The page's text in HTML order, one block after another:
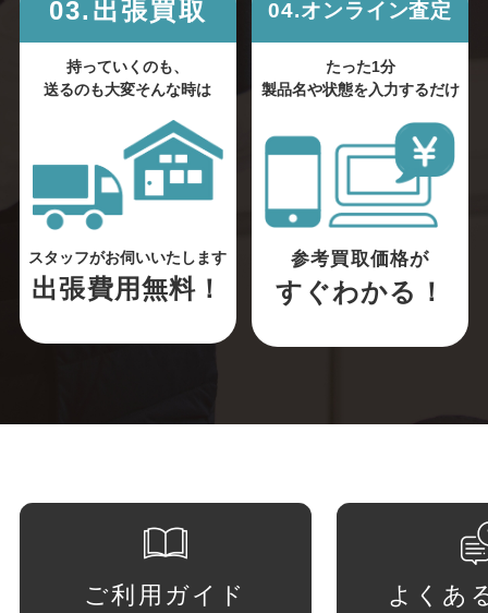
03.出張買取
持っていくのも、
送るのも大変そんな時は
スタッフがお伺いいたします
出張費用無料！
04.オンライン査定
たった1分
製品名や状態を入力するだけ
参考買取価格が
すぐわかる！
ご利用ガイド よくあ